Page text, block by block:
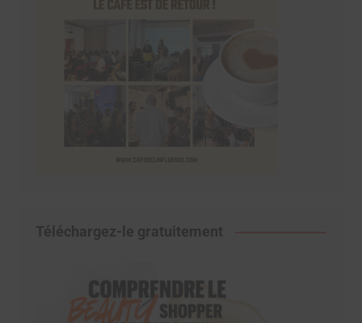
Téléchargez-le gratuitement